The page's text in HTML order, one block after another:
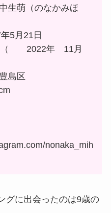
生萌（のなかみほ
5月21日
2022年 11月
島区
nonaka_mih
グに出会ったのは9歳の